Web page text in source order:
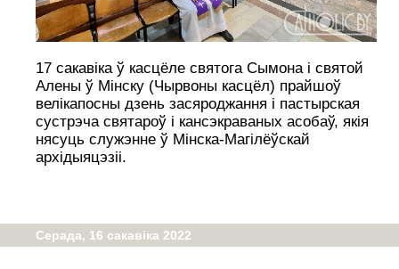
17 сакавіка ў касцёле святога Сымона і святой
Алены ў Мінску (Чырвоны касцёл) прайшоў
велікапосны дзень засяроджання і пастырская
сустрэча святароў і кансэкраваных асобаў, якія
нясуць служэнне ў Мінска-Магілёўскай
архідыяцэзіі.
Серада, 16 сакавіка 2022